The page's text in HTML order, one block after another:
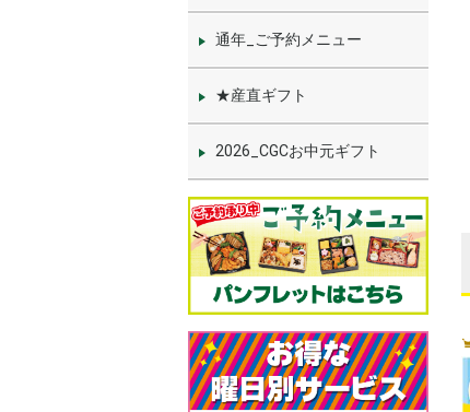
通年_ご予約メニュー
★産直ギフト
2026_CGCお中元ギフト